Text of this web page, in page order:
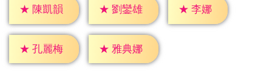
★ 陳凱韻 ★ 劉鑾雄 ★ 李娜
★ 孔麗梅 ★ 雅典娜